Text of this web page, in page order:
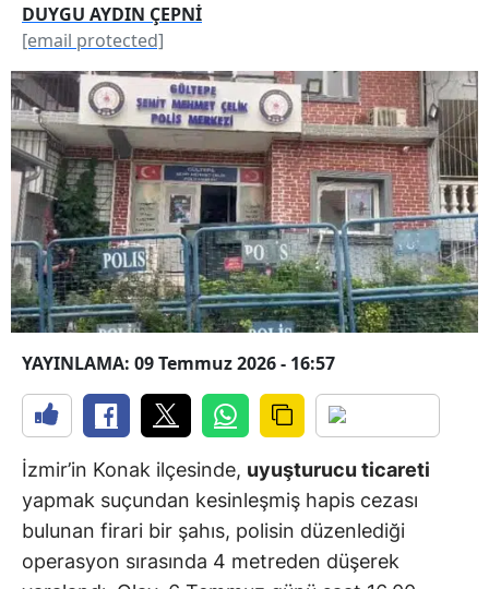
DUYGU AYDIN ÇEPNİ
[email protected]
YAYINLAMA: 09 Temmuz 2026 - 16:57
İzmir’in Konak ilçesinde, uyuşturucu ticareti
yapmak suçundan kesinleşmiş hapis cezası
bulunan firari bir şahıs, polisin düzenlediği
operasyon sırasında 4 metreden düşerek